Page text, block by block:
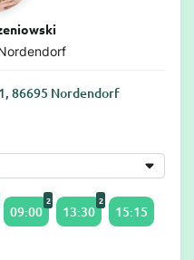
86695 Nordendorf
09:00
2
13:30
2
15:15